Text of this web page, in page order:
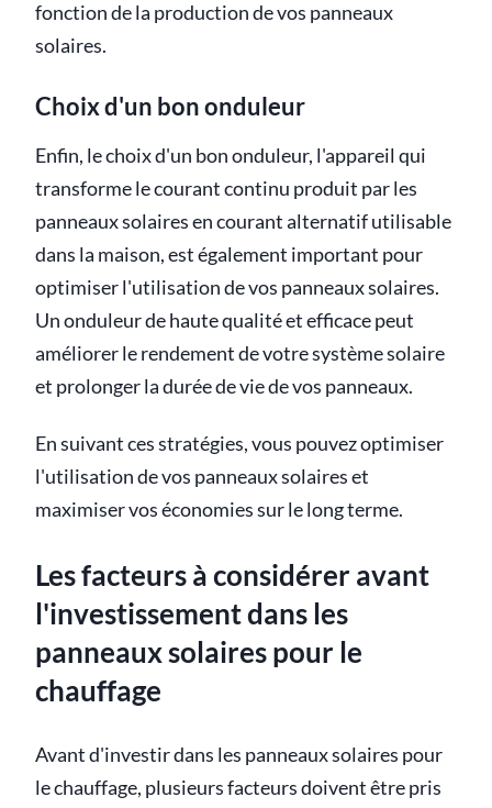
fonction de la production de vos panneaux
solaires.
Choix d'un bon onduleur
Enfin, le choix d'un bon onduleur, l'appareil qui
transforme le courant continu produit par les
panneaux solaires en courant alternatif utilisable
dans la maison, est également important pour
optimiser l'utilisation de vos panneaux solaires.
Un onduleur de haute qualité et efficace peut
améliorer le rendement de votre système solaire
et prolonger la durée de vie de vos panneaux.
En suivant ces stratégies, vous pouvez optimiser
l'utilisation de vos panneaux solaires et
maximiser vos économies sur le long terme.
Les facteurs à considérer avant
l'investissement dans les
panneaux solaires pour le
chauffage
Avant d'investir dans les panneaux solaires pour
le chauffage, plusieurs facteurs doivent être pris